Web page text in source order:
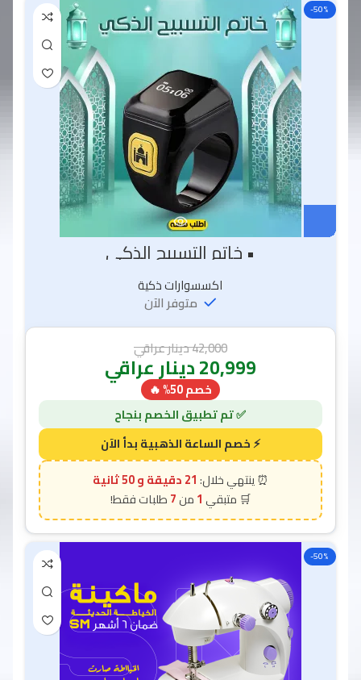
-50%
• خاتم التسبيح الذكي
اكسسوارات ذكية
متوفر الآن
42,000دينار عراقي
20,999دينار عراقي
خصم 50% 🔥
21 دقيقة و 49 ثانية
1
7
-50%